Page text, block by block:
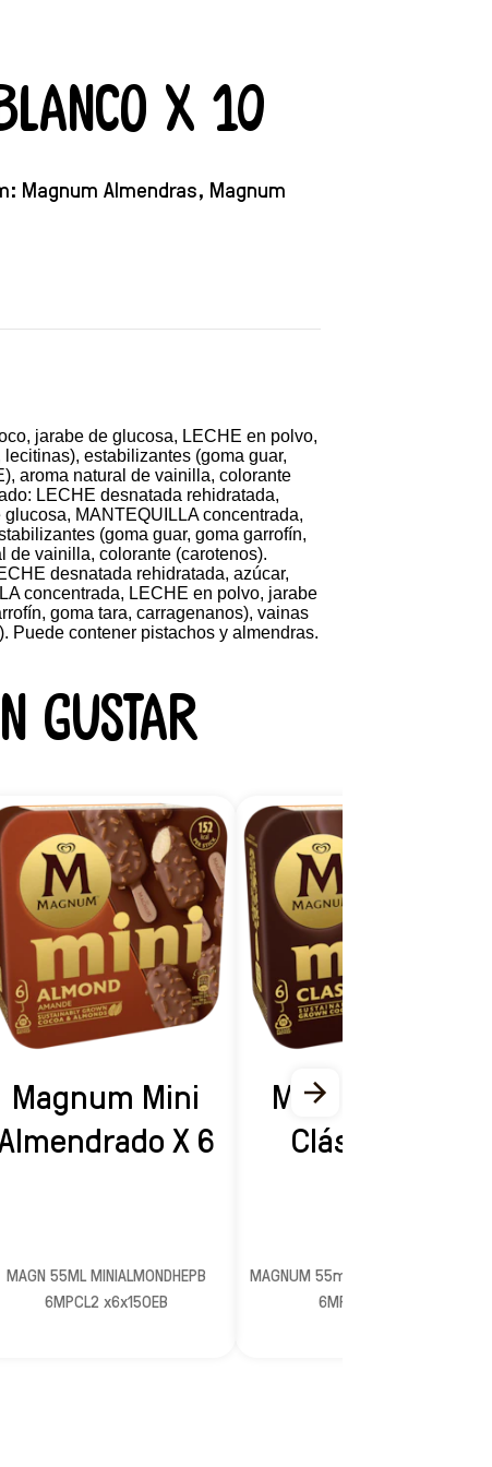
X 10
Magnum Almendras, Magnum
jarabe de glucosa, LECHE en polvo,
estabilizantes (goma guar,
aroma natural de vainilla, colorante
LECHE desnatada rehidratada,
MANTEQUILLA concentrada,
(goma guar, goma garrofín,
de vainilla, colorante (carotenos).
desnatada rehidratada, azúcar,
concentrada, LECHE en polvo, jarabe
goma tara, carragenanos), vainas
Puede contener pistachos y almendras.
gustar
Magnum Mini
X 6
MAGN 55ML MINIALMONDHEPB
6MPCL2 x6x150EB
Magnum Mini
Clásico X 6
MAGNUM 55ml MiniClassicPROMO
6MPx6x150EB